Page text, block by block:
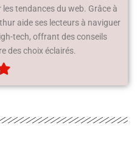
tendances du web. Grâce à
aide ses lecteurs à naviguer
tech, offrant des conseils
des choix éclairés.